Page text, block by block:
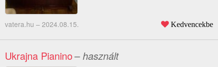
vatera.hu – 2024.08.15. Kedvencekbe
Ukrajna Pianino– használt